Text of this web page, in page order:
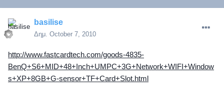
basilise
Δημ. October 7, 2010
http://www.fastcardtech.com/goods-4835-
BenQ+S6+MID+48+Inch+UMPC+3G+Network+WIFI+Window
s+XP+8GB+G-sensor+TF+Card+Slot.html